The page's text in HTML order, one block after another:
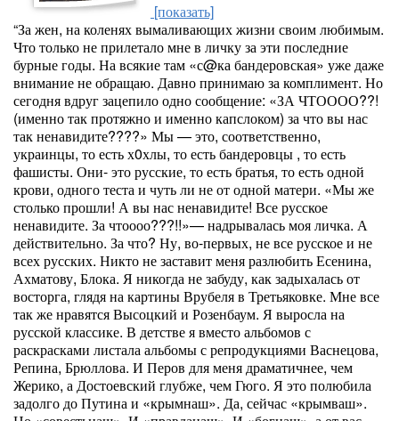
[показать]
“За жен, на коленях вымаливающих жизни своим любимым.
Что только не прилетало мне в личку за эти последние
бурные годы. На всякие там «с@ка бандеровская» уже даже
внимание не обращаю. Давно принимаю за комплимент. Но
сегодня вдруг зацепило одно сообщение: «ЗА ЧТОООО??!
(именно так протяжно и именно капслоком) за что вы нас
так ненавидите????» Мы — это, соответственно,
украинцы, то есть х0хлы, то есть бандеровцы , то есть
фашисты. Они- это русские, то есть братья, то есть одной
крови, одного теста и чуть ли не от одной матери. «Мы же
столько прошли! А вы нас ненавидите! Все русское
ненавидите. За чтоооо???!!»— надрывалась моя личка. А
действительно. За что? Ну, во-первых, не все русское и не
всех русских. Никто не заставит меня разлюбить Есенина,
Ахматову, Блока. Я никогда не забуду, как задыхалась от
восторга, глядя на картины Врубеля в Третьяковке. Мне все
так же нравятся Высоцкий и Розенбаум. Я выросла на
русской классике. В детстве я вместо альбомов с
раскрасками листала альбомы с репродукциями Васнецова,
Репина, Брюллова. И Перов для меня драматичнее, чем
Жерико, а Достоевский глубже, чем Гюго. Я это полюбила
задолго до Путина и «крымнаш». Да, сейчас «крымваш».